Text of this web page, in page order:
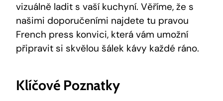
vizuálně ladit s vaší kuchyní. Věříme, že s
našimi doporučeními najdete tu pravou
French press konvici, která vám umožní
připravit si skvělou šálek kávy každé ráno.
Klíčové Poznatky